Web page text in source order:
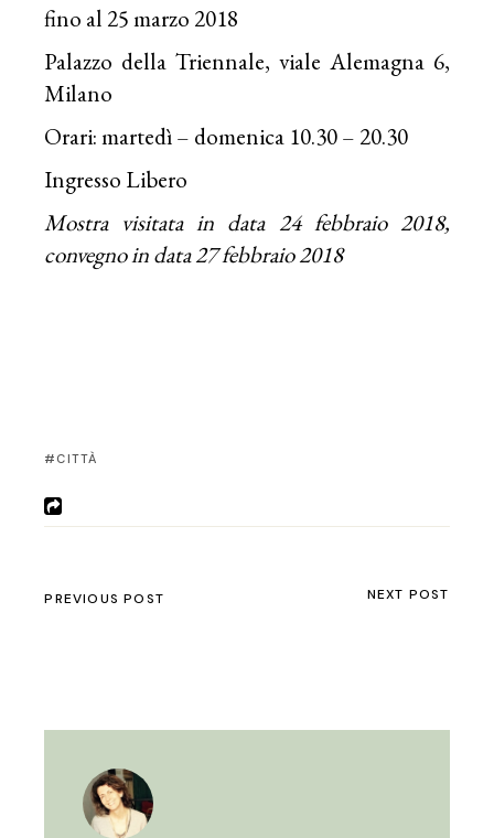
fino al 25 marzo 2018
Palazzo della Triennale, viale Alemagna 6,
Milano
Orari: martedì – domenica 10.30 – 20.30
Ingresso Libero
Mostra visitata in data 24 febbraio 2018,
convegno in data 27 febbraio 2018
CITTÀ
PREVIOUS POST NEXT POST